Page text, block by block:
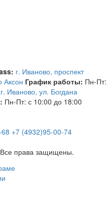
г. Иваново, проспект
Аксон График работы: Пн-Пт:
г. Иваново, ул. Богдана
Пн-Пт: с 10:00 до 18:00
+7 (4932)95-00-74
права защищены.